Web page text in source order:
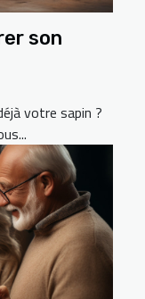
son
votre sapin ?